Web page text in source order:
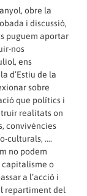
obre la
i discussió,
puguem aportar
nos
ens
d’Estiu de la
sobre
que polítics i
realitats on
convivències
culturals, ….
no podem
capitalisme o
a l’acció i
repartiment del